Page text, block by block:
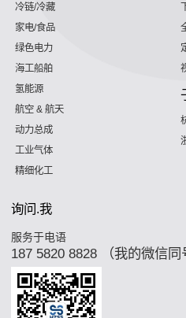
冷链/冷藏
家电/食品
绿色电力
海工船舶
氢能源
航空 & 航天
动力总成
工业气体
精细化工
询问.我
服务于电语
187 5820 8828 （我的微信同